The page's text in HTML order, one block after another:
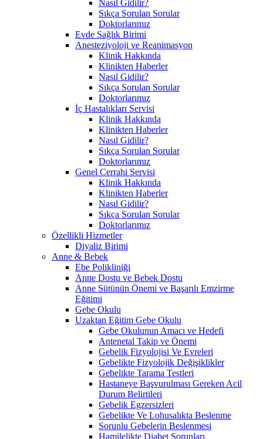
Nasıl Gidilir?
Sıkça Sorulan Sorular
Doktorlarımız
Evde Sağlık Birimi
Anesteziyoloji ve Reanimasyon
Klinik Hakkında
Klinikten Haberler
Nasıl Gidilir?
Sıkça Sorulan Sorular
Doktorlarımız
İç Hastalıkları Servisi
Klinik Hakkında
Klinikten Haberler
Nasıl Gidilir?
Sıkça Sorulan Sorular
Doktorlarımız
Genel Cerrahi Servisi
Klinik Hakkında
Klinikten Haberler
Nasıl Gidilir?
Sıkça Sorulan Sorular
Doktorlarımız
Özellikli Hizmetler
Diyaliz Birimi
Anne & Bebek
Ebe Polikliniği
Anne Dostu ve Bebek Dostu
Anne Sütünün Önemi ve Başarılı Emzirme
Eğitimi
Gebe Okulu
Uzaktan Eğitim Gebe Okulu
Gebe Okulunun Amacı ve Hedefi
Antenetal Takip ve Önemi
Gebelik Fizyolojisi Ve Evreleri
Gebelikte Fizyolojik Değişiklikler
Gebelikte Tarama Testleri
Hastaneye Başvurulması Gereken Acil
Durum Belirtileri
Gebelik Egzersizleri
Gebelikte Ve Lohusalıkta Beslenme
Sorunlu Gebelerin Beslenmesi
Hamilelikte Diabet Sorunları